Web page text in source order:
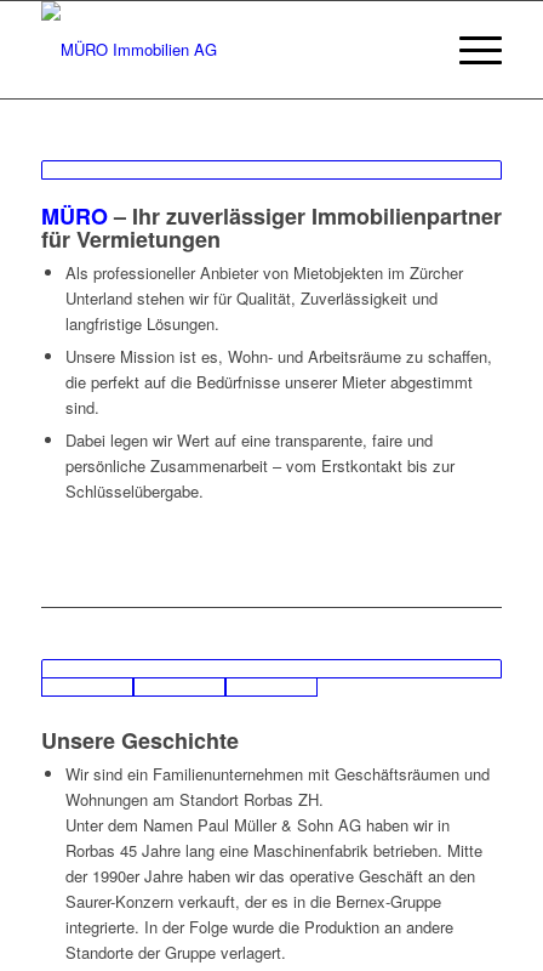
MÜRO– Ihr zuverlässiger Immobilienpartner
für Vermietungen
Als professioneller Anbieter von Mietobjekten im Zürcher
Unterland stehen wir für Qualität, Zuverlässigkeit und
langfristige Lösungen.
Unsere Mission ist es, Wohn- und Arbeitsräume zu schaffen,
die perfekt auf die Bedürfnisse unserer Mieter abgestimmt
sind.
Dabei legen wir Wert auf eine transparente, faire und
persönliche Zusammenarbeit – vom Erstkontakt bis zur
Schlüsselübergabe.
Unsere Geschichte
Wir sind ein Familienunternehmen mit Geschäftsräumen und
Wohnungen am Standort Rorbas ZH.
Unter dem Namen Paul Müller & Sohn AG haben wir in
Rorbas 45 Jahre lang eine Maschinenfabrik betrieben. Mitte
der 1990er Jahre haben wir das operative Geschäft an den
Saurer-Konzern verkauft, der es in die Bernex-Gruppe
integrierte. In der Folge wurde die Produktion an andere
Standorte der Gruppe verlagert.